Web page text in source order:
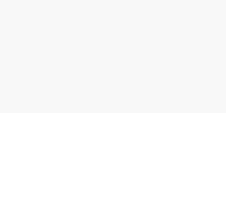
le contenu